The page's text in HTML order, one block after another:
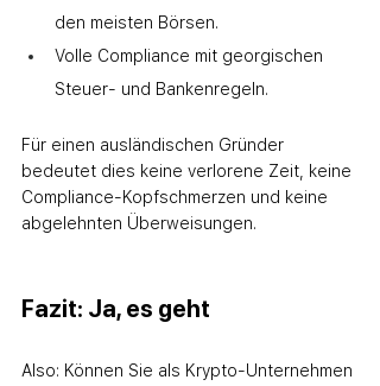
den meisten Börsen.
Volle Compliance mit georgischen
Steuer- und Bankenregeln.
Für einen ausländischen Gründer
bedeutet dies keine verlorene Zeit, keine
Compliance-Kopfschmerzen und keine
abgelehnten Überweisungen.
Fazit: Ja, es geht
Also: Können Sie als Krypto-Unternehmen